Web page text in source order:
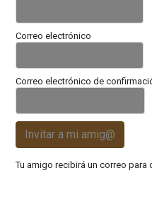
Correo electrónico
Correo electrónico de
Invitar a mi amig@
Tu amigo recibirá un correo para